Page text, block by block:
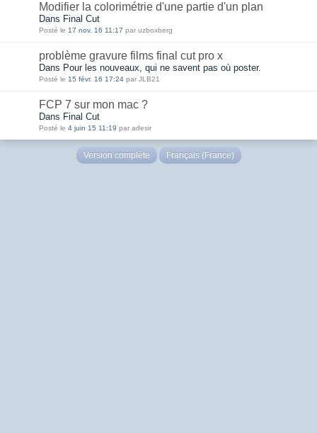
Modifier la colorimétrie d'une partie d'un plan
Dans Final Cut
Posté le 17 nov. 16 11:17 par uzboxberg
problème gravure films final cut pro x
Dans Pour les nouveaux, qui ne savent pas où poster.
Posté le 15 févr. 16 17:24 par JLB21
FCP 7 sur mon mac ?
Dans Final Cut
Posté le 4 juin 15 11:19 par adesir
Version complète Français (France)